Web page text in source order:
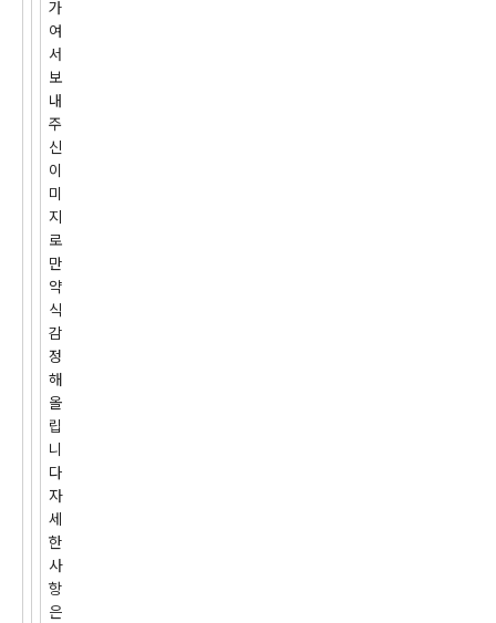
가
여
서
보
내
주
신
이
미
지
로
만
약
식
감
정
해
올
립
니
다
자
세
한
사
항
은